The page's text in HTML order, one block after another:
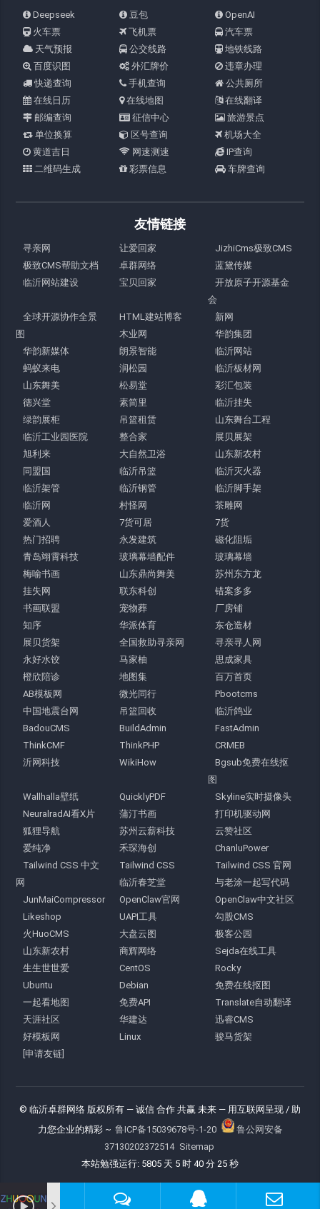
Deepseek 豆包
OpenAI
火车票
飞机票
汽车票
天气预报
公交线路
地铁线路
百度识图
外汇牌价
违章办理
快递查询
手机查询
公共厕所
在线日历
在线地图
在线翻译
邮编查询
征信中心
旅游景点
单位换算
区号查询
机场大全
黄道吉日
网速测速
IP查询
二维码生成
彩票信息 车牌查询
友情链接
寻亲网 让爱回家
JizhiCms极致CMS
极致CMS帮助文档
卓群网络
蓝黛传媒
临沂网站建设
宝贝回家
开放原子开源基金
会
全球开源协作全景
图
HTML建站博客
新网
木业网
华韵集团
华韵新媒体
朗景智能
临沂网站
蚂蚁来电
润松园
临沂板材网
山东舞美
松易堂
彩汇包装
德兴堂
素简里
临沂挂失
绿韵展柜
吊篮租赁
山东舞台工程
临沂工业园医院
整合家
展贝展架
旭利来
大自然卫浴
山东新农村
同盟国
临沂吊篮
临沂灭火器
临沂架管
临沂钢管
临沂脚手架
临沂网
村怪网
茶雕网
爱酒人
7货可居
7货
热门招聘
永发建筑
磁化阻垢
青岛翊霄科技
玻璃幕墙配件
玻璃幕墙
梅喻书画
山东鼎尚舞美
苏州东方龙
挂失网
联东科创
错案多多
书画联盟
宠物葬
厂房铺
知序
华派体育
东仓造材
展贝货架
全国救助寻亲网
寻亲寻人网
永好水饺
马家柚
思成家具
橙欣陪诊
地图集
百万首页
AB模板网
微光同行
Pbootcms
中国地震台网
吊篮回收
临沂鸽业
BadouCMS
BuildAdmin
FastAdmin
ThinkCMF
ThinkPHP
CRMEB
沂网科技
WikiHow
Bgsub免费在线抠
图
Wallhalla壁纸
QuicklyPDF
Skyline实时摄像头
NeuralradAI看X片
蒲汀书画
打印机驱动网
狐狸导航
苏州云薪科技
云赞社区
爱纯净
禾琛海创
ChanluPower
Tailwind CSS 中文
网
Tailwind CSS
Tailwind CSS 官网
临沂春芝堂
与老涂一起写代码
JunMaiCompressor
OpenClaw官网
OpenClaw中文社区
Likeshop
UAPI工具
勾股CMS
火HuoCMS
大盘云图
极客公园
山东新农村
商辉网络
Sejda在线工具
生生世世爱
CentOS
Rocky
Ubuntu
Debian
免费在线抠图
一起看地图
免费API
Translate自动翻译
天涯社区
华建达
迅睿CMS
好模板网
Linux
骏马货架
[申请友链]
© 临沂卓群网络 版权所有 — 诚信 合作 共赢 未来 — 用互联网呈现 / 助
力您企业的精彩 ~ 鲁ICP备15039678号-1-20
鲁公网安备
37130202372514 Sitemap
本站勉强运行: 5805 天 5 时 40 分 26 秒